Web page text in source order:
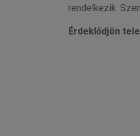
rendelkezik.
Érdeklődjön